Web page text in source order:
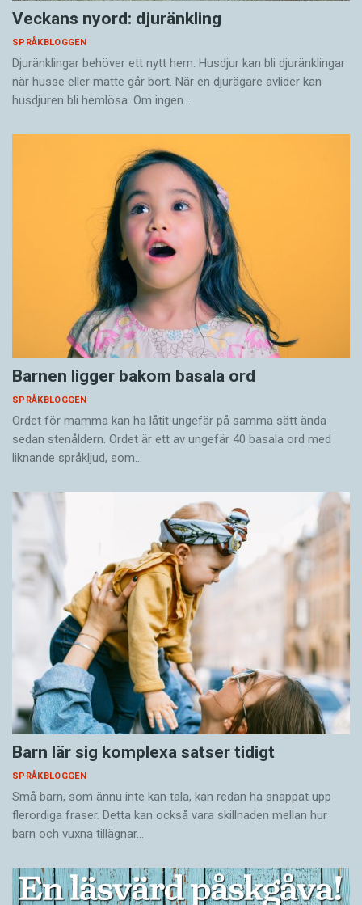
Veckans nyord: djuränkling
SPRÅKBLOGGEN
Djuränklingar behöver ett nytt hem. Husdjur kan bli djuränklingar
när husse eller matte går bort. När en djurägare avlider kan
husdjuren bli hemlösa. Om ingen…
Barnen ligger bakom basala ord
SPRÅKBLOGGEN
Ordet för mamma kan ha låtit ungefär på samma sätt ända
sedan stenåldern. Ordet är ett av ungefär 40 basala ord med
liknande språkljud, som…
Barn lär sig komplexa satser tidigt
SPRÅKBLOGGEN
Små barn, som ännu inte kan tala, kan redan ha snappat upp
flerordiga fraser. Detta kan också vara skillnaden mellan hur
barn och vuxna tillägnar…